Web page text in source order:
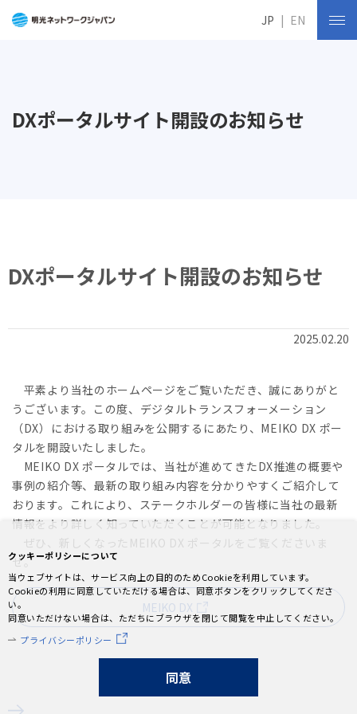
DXポータルサイト開設のお知らせ
DXポータルサイト開設のお知らせ
2025.02.20
平素より当社のホームページをご覧いただき、誠にありがと
うございます。この度、デジタルトランスフォーメーション
（DX）における取り組みを公開するにあたり、MEIKO DX ポー
タルを開設いたしました。
MEIKO DX ポータルでは、当社が進めてきたDX推進の概要や
事例の紹介等、最新の取り組み内容を分かりやすくご紹介して
おります。これにより、ステークホルダーの皆様に当社の最新
情報をより詳しく知っていただくことが可能となりました。
ぜひ、新しくなったMEIKO DX ポータルをご覧くださいま
せ。
MEIKO DX
JP EN
クッキーポリシーについて
当ウェブサイトは、サービス向上の目的のためCookieを利用しています。
Cookieの利用に同意していただける場合は、同意ボタンをクリックしてくださ
い。
同意いただけない場合は、ただちにブラウザを閉じて閲覧を中止してください。
プライバシーポリシー
同意